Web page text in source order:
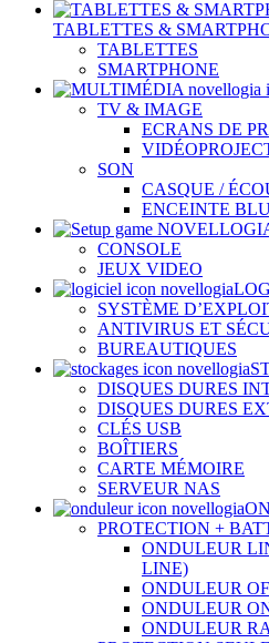
TABLETTES &
TABLETTES
SMARTPHONE
TV & IMAGE
ECRANS DE
SON
CASQUE /
ENCEINTE
CONSOLE
JEUX VIDEO
SYSTÈME
ANTIVIRUS ET
BUREAUTIQUES
DISQUES DURES
DISQUES DURES
CLÉS USB
BOÎTIERS
CARTE MÉMOIRE
SERVEUR NAS
PROTECTION +
ONDULEUR
LINE)
ONDULEUR
ONDULEUR
ONDULEUR